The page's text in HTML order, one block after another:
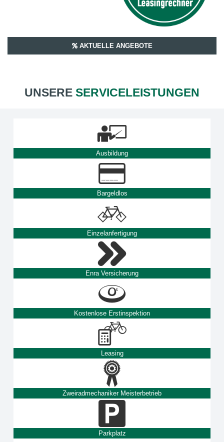
AKTUELLE ANGEBOTE
UNSERE SERVICELEISTUNGEN
Ausbildung
Bargeldlos
Einzelanfertigung
Enra Versicherung
Kostenlose Erstinspektion
Leasing
Zweiradmechaniker Meisterbetrieb
Parkplatz